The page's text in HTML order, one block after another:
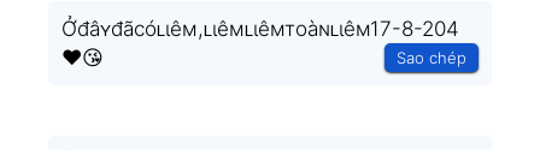
Ởđâʏđãcóʟιêм,ʟιêмʟιêмтoàɴʟιêм17-8-204
❤️😘
Sao chép